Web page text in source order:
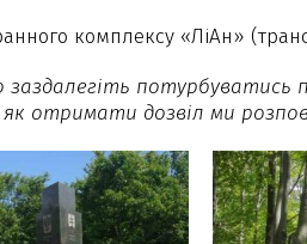
комплексу «ЛіАн»
потурбуватись
як отримати дозвіл ми